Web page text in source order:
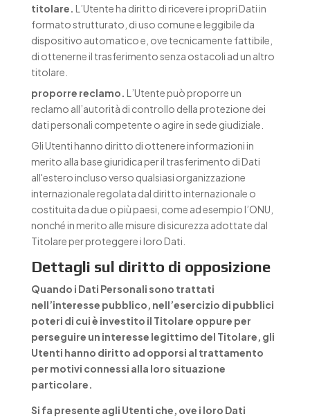
titolare. L’Utente ha diritto di ricevere i propri Dati in
formato strutturato, di uso comune e leggibile da
dispositivo automatico e, ove tecnicamente fattibile,
di ottenerne il trasferimento senza ostacoli ad un altro
titolare.
proporre reclamo. L’Utente può proporre un
reclamo all’autorità di controllo della protezione dei
dati personali competente o agire in sede giudiziale.
Gli Utenti hanno diritto di ottenere informazioni in
merito alla base giuridica per il trasferimento di Dati
all'estero incluso verso qualsiasi organizzazione
internazionale regolata dal diritto internazionale o
costituita da due o più paesi, come ad esempio l’ONU,
nonché in merito alle misure di sicurezza adottate dal
Titolare per proteggere i loro Dati.
Dettagli sul diritto di opposizione
Quando i Dati Personali sono trattati
nell’interesse pubblico, nell’esercizio di pubblici
poteri di cui è investito il Titolare oppure per
perseguire un interesse legittimo del Titolare, gli
Utenti hanno diritto ad opporsi al trattamento
per motivi connessi alla loro situazione
particolare.
Si fa presente agli Utenti che, ove i loro Dati